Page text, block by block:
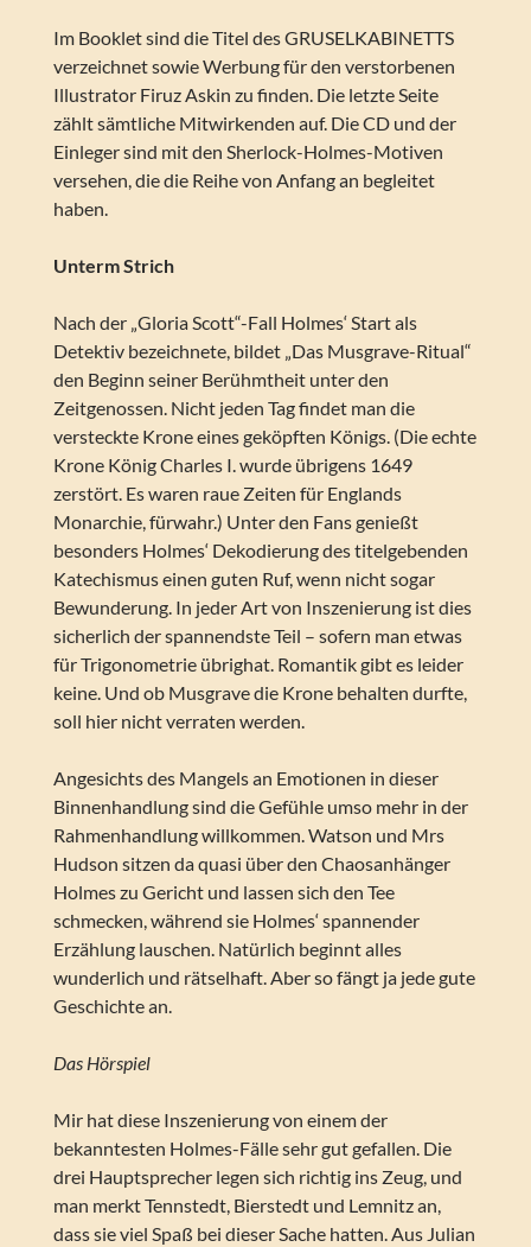
Im Booklet sind die Titel des GRUSELKABINETTS
verzeichnet sowie Werbung für den verstorbenen
Illustrator Firuz Askin zu finden. Die letzte Seite
zählt sämtliche Mitwirkenden auf. Die CD und der
Einleger sind mit den Sherlock-Holmes-Motiven
versehen, die die Reihe von Anfang an begleitet
haben.
Unterm Strich
Nach der „Gloria Scott“-Fall Holmes‘ Start als
Detektiv bezeichnete, bildet „Das Musgrave-Ritual“
den Beginn seiner Berühmtheit unter den
Zeitgenossen. Nicht jeden Tag findet man die
versteckte Krone eines geköpften Königs. (Die echte
Krone König Charles I. wurde übrigens 1649
zerstört. Es waren raue Zeiten für Englands
Monarchie, fürwahr.) Unter den Fans genießt
besonders Holmes‘ Dekodierung des titelgebenden
Katechismus einen guten Ruf, wenn nicht sogar
Bewunderung. In jeder Art von Inszenierung ist dies
sicherlich der spannendste Teil – sofern man etwas
für Trigonometrie übrighat. Romantik gibt es leider
keine. Und ob Musgrave die Krone behalten durfte,
soll hier nicht verraten werden.
Angesichts des Mangels an Emotionen in dieser
Binnenhandlung sind die Gefühle umso mehr in der
Rahmenhandlung willkommen. Watson und Mrs
Hudson sitzen da quasi über den Chaosanhänger
Holmes zu Gericht und lassen sich den Tee
schmecken, während sie Holmes‘ spannender
Erzählung lauschen. Natürlich beginnt alles
wunderlich und rätselhaft. Aber so fängt ja jede gute
Geschichte an.
Das Hörspiel
Mir hat diese Inszenierung von einem der
bekanntesten Holmes-Fälle sehr gut gefallen. Die
drei Hauptsprecher legen sich richtig ins Zeug, und
man merkt Tennstedt, Bierstedt und Lemnitz an,
dass sie viel Spaß bei dieser Sache hatten. Aus Julian